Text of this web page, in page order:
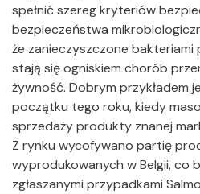
spełnić szereg kryteriów
bezpieczeństwa
że zanieczyszczone
stają się ogniskiem chorób
żywność. Dobrym przykładem
początku tego roku, kiedy
sprzedaży produkty znanej
Z rynku wycofywano partię
wyprodukowanych w Belgii, co
zgłaszanymi przypadkami